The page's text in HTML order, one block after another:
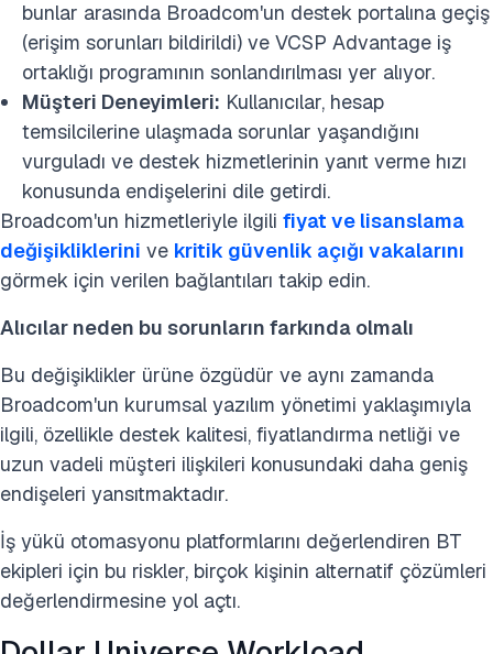
bunlar arasında Broadcom'un destek portalına geçiş
(erişim sorunları bildirildi) ve VCSP Advantage iş
ortaklığı programının sonlandırılması yer alıyor.
Müşteri Deneyimleri: Kullanıcılar, hesap
temsilcilerine ulaşmada sorunlar yaşandığını
vurguladı ve destek hizmetlerinin yanıt verme hızı
konusunda endişelerini dile getirdi.
Broadcom'un hizmetleriyle ilgili fiyat ve lisanslama
değişikliklerini ve kritik güvenlik açığı vakalarını
görmek için verilen bağlantıları takip edin.
Alıcılar neden bu sorunların farkında olmalı
Bu değişiklikler ürüne özgüdür ve aynı zamanda
Broadcom'un kurumsal yazılım yönetimi yaklaşımıyla
ilgili, özellikle destek kalitesi, fiyatlandırma netliği ve
uzun vadeli müşteri ilişkileri konusundaki daha geniş
endişeleri yansıtmaktadır.
İş yükü otomasyonu platformlarını değerlendiren BT
ekipleri için bu riskler, birçok kişinin alternatif çözümleri
değerlendirmesine yol açtı.